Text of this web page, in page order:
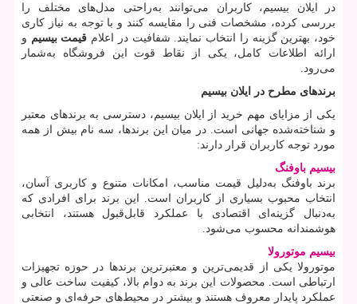
در ایلان بیسیم، کاربران می‌توانند به‌راحتی مدل‌های مختلف را
بررسی کرده، مشخصات فنی را مقایسه کنند و با توجه به نیاز کاری
خود، بهترین گزینه را انتخاب نمایند. شفافیت در اعلام قیمت بیسیم و
ارائه اطلاعات کامل، یکی از نقاط قوت این فروشگاه به‌شمار
می‌رود.
برندهای مطرح در ایلان بیسیم
یکی از مزایای مهم خرید از ایلان بیسیم، دسترسی به برندهای معتبر
و شناخته‌شده جهانی است. در میان این برندها، سه نام بیش از همه
مورد توجه کاربران قرار دارند:
بیسیم باوفنگ
برند باوفنگ به‌دلیل قیمت مناسب، امکانات متنوع و کاربری آسان،
انتخاب محبوب بسیاری از کاربران است. این برند برای افرادی که
به‌دنبال گزینه‌ای اقتصادی با عملکرد قابل‌قبول هستند، انتخابی
هوشمندانه محسوب می‌شود.
بیسیم موتورولا
موتورولا یکی از قدیمی‌ترین و معتبرترین برندها در حوزه تجهیزات
ارتباطی است. محصولات این برند به دوام بالا، کیفیت ساخت عالی و
عملکرد پایدار معروف هستند و بیشتر در محیط‌های حرفه‌ای و صنعتی